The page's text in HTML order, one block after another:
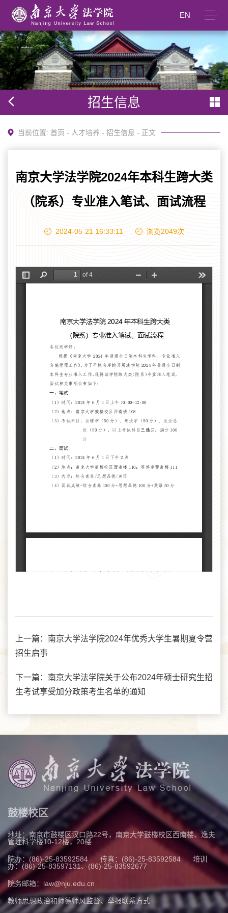
EN
招生信息
当前位置: 首页 - 人才培养 - 招生信息 - 正文
南京大学法学院2024年本科生跨大类
（院系）专业准入笔试、面试流程
2024-05-21 16:33:11 浏览2049次
上一篇： 南京大学法学院2024年优秀大学生暑期夏令营
招生启事
下一篇： 南京大学法学院关于公布2024年硕士研究生招
生考试享受加分政策考生名单的通知
鼓楼校区
地址：南京市鼓楼区汉口路22号，南京大学鼓楼校区西南楼、逸夫
管理科学楼10-12楼，20楼
院办：(86)-25-83592584 传真：(86)-25-83592584
培训
办：(86)-25-83597131、(86)-25-83592677
院务邮箱：law@nju.edu.cn
教师思想政治和师德师风监督、举报联系方式